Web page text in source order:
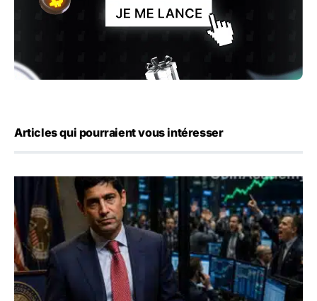
Articles qui pourraient vous intéresser
Emploi américain : 23 000 postes détruits en juillet, les